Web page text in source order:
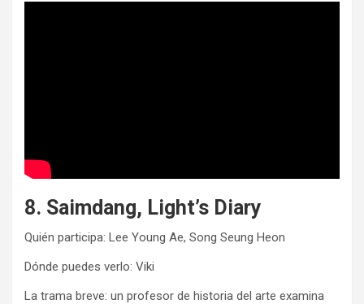
8. Saimdang, Light’s Diary
Quién participa: Lee Young Ae, Song Seung Heon
Dónde puedes verlo: Viki
La trama breve: un profesor de historia del arte examina